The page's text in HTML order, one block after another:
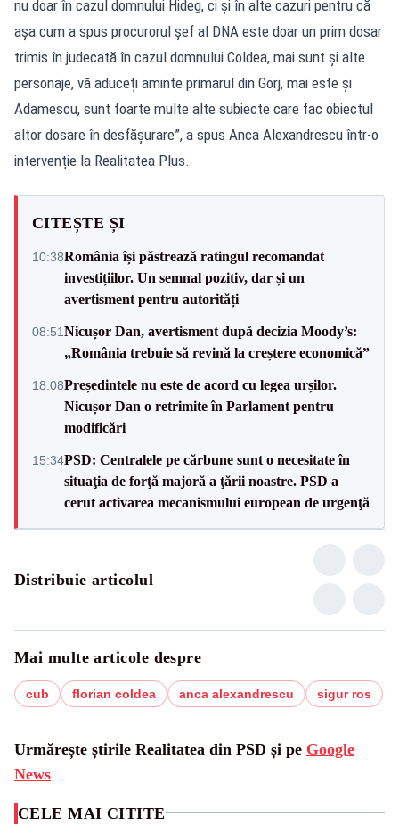
nu doar în cazul domnului Hideg, ci și în alte cazuri pentru că
așa cum a spus procurorul șef al DNA este doar un prim dosar
trimis în judecată în cazul domnului Coldea, mai sunt și alte
personaje, vă aduceți aminte primarul din Gorj, mai este și
Adamescu, sunt foarte multe alte subiecte care fac obiectul
altor dosare în desfășurare”, a spus Anca Alexandrescu într-o
intervenție la Realitatea Plus.
CITEȘTE ȘI
10:38România își păstrează ratingul recomandat
investițiilor. Un semnal pozitiv, dar și un
avertisment pentru autorități
08:51Nicușor Dan, avertisment după decizia Moody’s:
„România trebuie să revină la creștere economică”
18:08Președintele nu este de acord cu legea urșilor.
Nicușor Dan o retrimite în Parlament pentru
modificări
15:34PSD: Centralele pe cărbune sunt o necesitate în
situaţia de forţă majoră a ţării noastre. PSD a
cerut activarea mecanismului european de urgenţă
Distribuie articolul
Mai multe articole despre
cub florian coldea anca alexandrescu sigur ros
Urmărește știrile Realitatea din PSD și pe Google
News
CELE MAI CITITE